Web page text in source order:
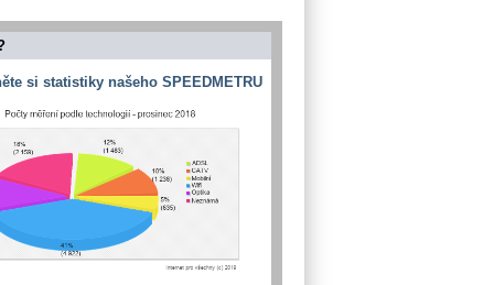
si statistiky našeho SPEEDMETRU